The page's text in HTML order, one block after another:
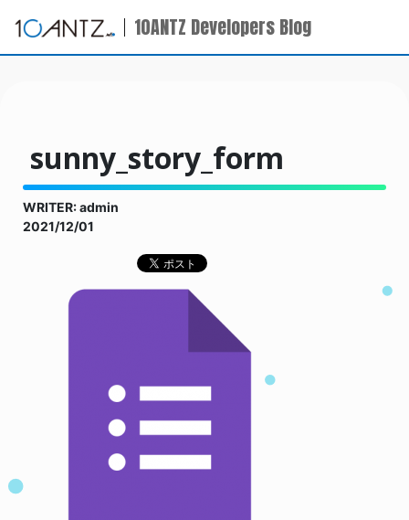
10ANTZ Developers Blog
sunny_story_form
WRITER: admin
2021/12/01